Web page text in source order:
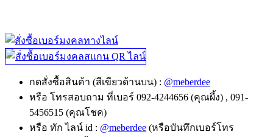
กดสั่งซื้อสินค้า (สีเขียวด้านบน) : @meberdee
หรือ โทรสอบถาม ที่เบอร์ 092-4244656 (คุณผึ้ง) , 091-
5456515 (คุณโชค)
หรือ ทัก ไลน์ id : @meberdee (หรือบันทึกเบอร์โทร